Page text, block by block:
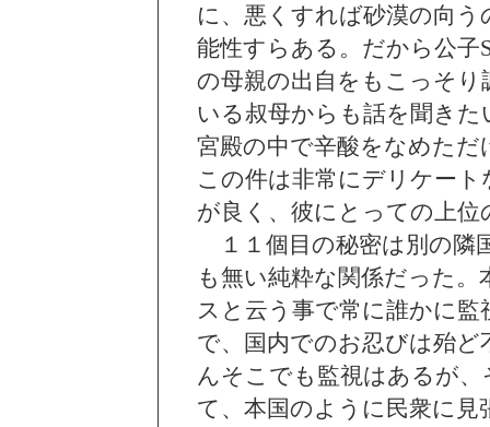
に、悪くすれば砂漠の向
能性すらある。だから公子
の母親の出自をもこっそ
いる叔母からも話を聞き
宮殿の中で辛酸をなめた
この件は非常にデリケー
が良く、彼にとっての上位
１１個目の秘密は別の隣
も無い純粋な関係だった
スと云う事で常に誰かに
で、国内でのお忍びは殆
んそこでも監視はあるが
て、本国のように民衆に